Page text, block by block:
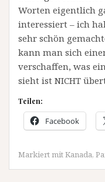
Worten eigentlich
interessiert – ich
sehr schön
kann man sich
verschaffen, was
sieht ist NICHT
Teilen:
Facebook
Markiert mitKanada,